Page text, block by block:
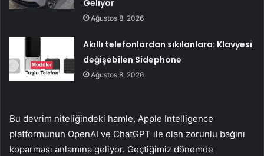
Geliyor
Ağustos 8, 2026
Akıllı telefonlardan sıkılanlara: Klavyesi
değişebilen Sidephone
Ağustos 8, 2026
Bu devrim niteliğindeki hamle, Apple Intelligence
platformunun OpenAI ve ChatGPT ile olan zorunlu bağını
koparması anlamına geliyor. Geçtiğimiz dönemde